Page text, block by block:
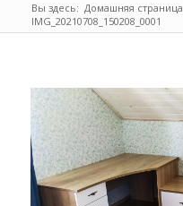
Вы здесь: Домашняя страница
IMG_20210708_150208_0001